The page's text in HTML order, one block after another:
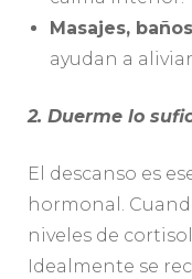
Masajes,
ayudan a
2. Duerme lo
El descanso es
hormonal.
niveles de
Idealmente se